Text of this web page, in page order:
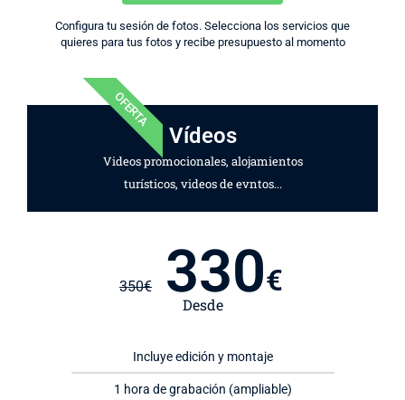
Configura tu sesión de fotos. Selecciona los servicios que
quieres para tus fotos y recibe presupuesto al momento
OFERTA
Vídeos
Videos promocionales, alojamientos
turísticos, videos de evntos...
350€ 330€
Desde
Incluye edición y montaje
1 hora de grabación (ampliable)